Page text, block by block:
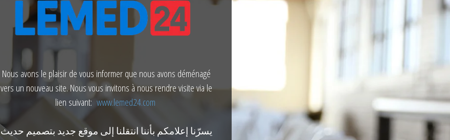
Nous avons le plaisir de vous informer que nous avons déménagé
vers un nouveau site. Nous vous invitons à nous rendre visite via le
lien suivant: www.lemed24.com
يسرّنا إعلامكم بأننا انتقلنا إلى موقع جديد بتصميم حديث